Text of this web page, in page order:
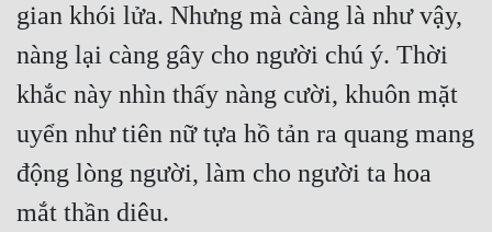
gian khói lửa. Nhưng mà càng là như vậy,
nàng lại càng gây cho người chú ý. Thời
khắc này nhìn thấy nàng cười, khuôn mặt
uyển như tiên nữ tựa hồ tản ra quang mang
động lòng người, làm cho người ta hoa
mắt thần diêu.